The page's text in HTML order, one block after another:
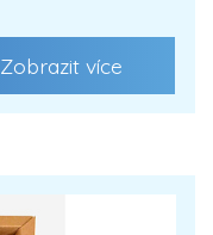
Zobrazit více